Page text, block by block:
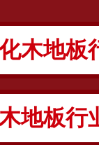
地板行业研
地板行业研